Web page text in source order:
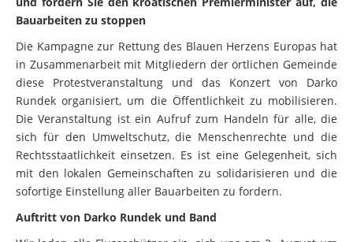
Bauarbeiten zu stoppen
in Zusammenarbeit mit Mitgliedern der örtlichen Gemeinde
diese Protestveranstaltung und das Konzert von Darko
Rundek organisiert, um die Öffentlichkeit zu mobilisieren.
Die Veranstaltung ist ein Aufruf zum Handeln für alle, die
sich für den Umweltschutz, die Menschenrechte und die
Rechtsstaatlichkeit einsetzen. Es ist eine Gelegenheit, sich
mit den lokalen Gemeinschaften zu solidarisieren und die
sofortige Einstellung aller Bauarbeiten zu fordern.